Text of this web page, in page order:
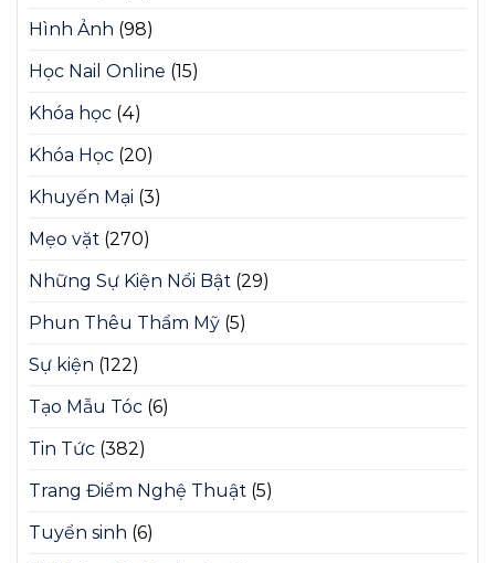
Hình Ảnh (98)
Học Nail Online (15)
Khóa học (4)
Khóa Học (20)
Khuyến Mại (3)
Mẹo vặt (270)
Những Sự Kiện Nổi Bật (29)
Phun Thêu Thẩm Mỹ (5)
Sự kiện (122)
Tạo Mẫu Tóc (6)
Tin Tức (382)
Trang Điểm Nghệ Thuật (5)
Tuyển sinh (6)